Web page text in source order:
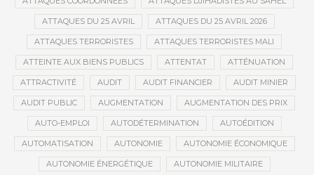
ATTAQUES DU 25 AVRIL ATTAQUES DU 25 AVRIL 2026
ATTAQUES TERRORISTES ATTAQUES TERRORISTES MALI
ATTEINTE AUX BIENS PUBLICS ATTENTAT ATTÉNUATION
ATTRACTIVITÉ AUDIT AUDIT FINANCIER AUDIT MINIER
AUDIT PUBLIC AUGMENTATION AUGMENTATION DES PRIX
AUTO-EMPLOI AUTODÉTERMINATION AUTOÉDITION
AUTOMATISATION AUTONOMIE AUTONOMIE ÉCONOMIQUE
AUTONOMIE ÉNERGÉTIQUE AUTONOMIE MILITAIRE